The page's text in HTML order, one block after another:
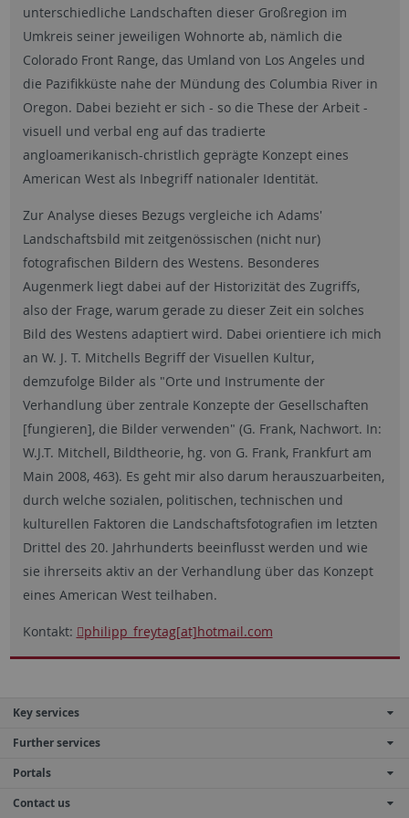
unterschiedliche Landschaften dieser Großregion im
Umkreis seiner jeweiligen Wohnorte ab, nämlich die
Colorado Front Range, das Umland von Los Angeles und
die Pazifikküste nahe der Mündung des Columbia River in
Oregon. Dabei bezieht er sich - so die These der Arbeit -
visuell und verbal eng auf das tradierte
angloamerikanisch-christlich geprägte Konzept eines
American West als Inbegriff nationaler Identität.
Zur Analyse dieses Bezugs vergleiche ich Adams'
Landschaftsbild mit zeitgenössischen (nicht nur)
fotografischen Bildern des Westens. Besonderes
Augenmerk liegt dabei auf der Historizität des Zugriffs,
also der Frage, warum gerade zu dieser Zeit ein solches
Bild des Westens adaptiert wird. Dabei orientiere ich mich
an W. J. T. Mitchells Begriff der Visuellen Kultur,
demzufolge Bilder als "Orte und Instrumente der
Verhandlung über zentrale Konzepte der Gesellschaften
[fungieren], die Bilder verwenden" (G. Frank, Nachwort. In:
W.J.T. Mitchell, Bildtheorie, hg. von G. Frank, Frankfurt am
Main 2008, 463). Es geht mir also darum herauszuarbeiten,
durch welche sozialen, politischen, technischen und
kulturellen Faktoren die Landschaftsfotografien im letzten
Drittel des 20. Jahrhunderts beeinflusst werden und wie
sie ihrerseits aktiv an der Verhandlung über das Konzept
eines American West teilhaben.
Kontakt: philipp_freytag[at]hotmail.com
Key services
Further services
Portals
Contact us